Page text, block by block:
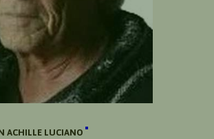
ACHILLE LUCIANO